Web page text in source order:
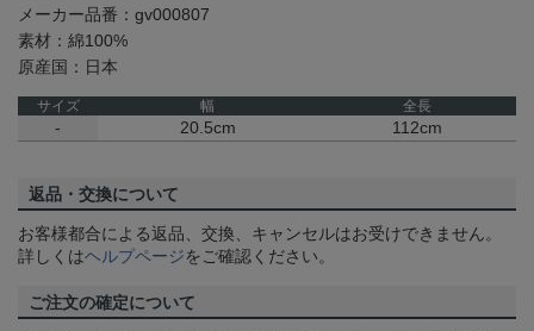
メーカー品番：gv000807
素材：綿100%
原産国：日本
サイズ 幅 全長
- 20.5cm 112cm
返品・交換について
お客様都合による返品、交換、キャンセルはお受けできません。
詳しくはヘルプページをご確認ください。
ご注文の確定について